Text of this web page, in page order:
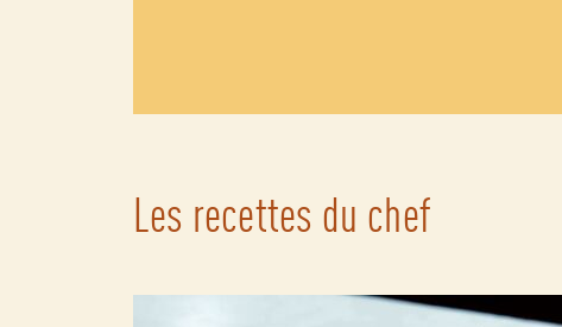
Les recettes du chef